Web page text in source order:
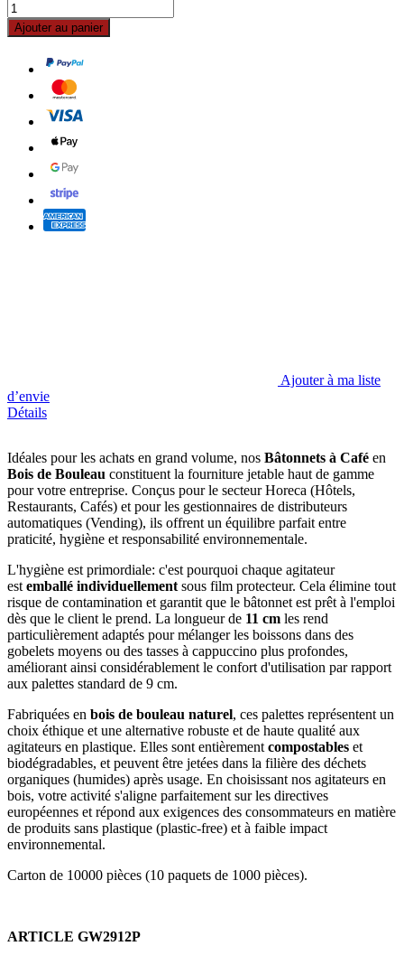
Ajouter au panier
Ajouter à ma liste
d’envie
Détails
Idéales pour les achats en grand volume, nos Bâtonnets à Café en
Bois de Bouleau constituent la fourniture jetable haut de gamme
pour votre entreprise. Conçus pour le secteur Horeca (Hôtels,
Restaurants, Cafés) et pour les gestionnaires de distributeurs
automatiques (Vending), ils offrent un équilibre parfait entre
praticité, hygiène et responsabilité environnementale.
L'hygiène est primordiale: c'est pourquoi chaque agitateur
est emballé individuellement sous film protecteur. Cela élimine tout
risque de contamination et garantit que le bâtonnet est prêt à l'emploi
dès que le client le prend. La longueur de 11 cm les rend
particulièrement adaptés pour mélanger les boissons dans des
gobelets moyens ou des tasses à cappuccino plus profondes,
améliorant ainsi considérablement le confort d'utilisation par rapport
aux palettes standard de 9 cm.
Fabriquées en bois de bouleau naturel, ces palettes représentent un
choix éthique et une alternative robuste et de haute qualité aux
agitateurs en plastique. Elles sont entièrement compostables et
biodégradables, et peuvent être jetées dans la filière des déchets
organiques (humides) après usage. En choisissant nos agitateurs en
bois, votre activité s'aligne parfaitement sur les directives
européennes et répond aux exigences des consommateurs en matière
de produits sans plastique (plastic-free) et à faible impact
environnemental.
Carton de 10000 pièces (10 paquets de 1000 pièces).
ARTICLE GW2912P